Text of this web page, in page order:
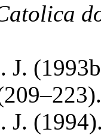
J.
J.